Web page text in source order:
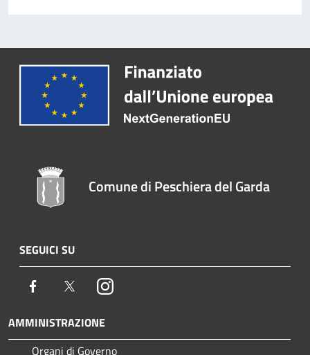
Comune di Peschiera del Garda
SEGUICI SU
Facebook TwitterInstagram
AMMINISTRAZIONE
Organi di Governo